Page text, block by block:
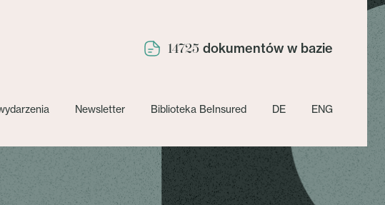
14725 dokumentów w bazie
Newsletter Biblioteka BeInsured DE ENG